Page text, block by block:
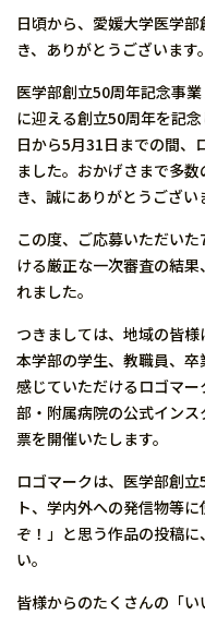
日頃から、愛媛大学医学
き、ありがとうございます。
医学部創立50周年記念事
に迎える創立50周年を記
日から5月31日までの間、
ました。おかげさまで多
き、誠にありがとうござい
この度、ご応募いただい
ける厳正な一次審査の結
れました。
つきましては、地域の皆様
本学部の学生、教職員、
感じていただけるロゴマ
部・附属病院の公式イン
票を開催いたします。
ロゴマークは、医学部創
ト、学内外への発信物等
ぞ！」と思う作品の投稿
い。
皆様からのたくさんの「い